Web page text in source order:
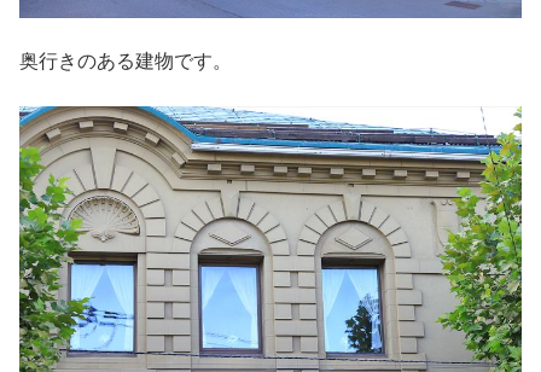
奥行きのある建物です。